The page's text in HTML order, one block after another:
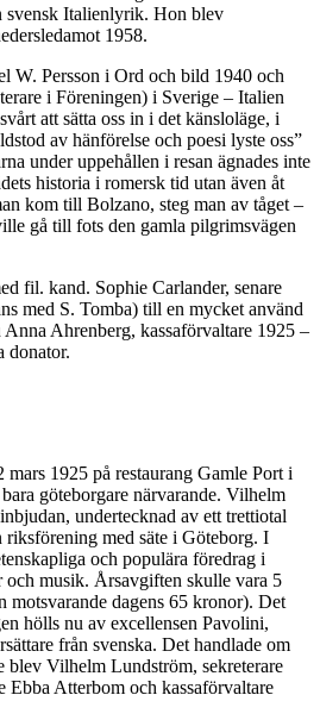
svensk Italienlyrik. Hon blev
1958.
W. Persson i Ord och bild 1940 och
i Föreningen) i Sverige – Italien
att sätta oss in i det känsloläge, i
av hänförelse och poesi lyste oss”
under uppehållen i resan ägnades inte
historia i romersk tid utan även åt
kom till Bolzano, steg man av tåget –
gå till fots den gamla pilgrimsvägen
fil. kand. Sophie Carlander, senare
med S. Tomba) till en mycket använd
Ahrenberg, kassaförvaltare 1925 –
donator.
1925 på restaurang Gamle Port i
göteborgare närvarande. Vilhelm
undertecknad av ett trettiotal
riksförening med säte i Göteborg. I
och populära föredrag i
musik. Årsavgiften skulle vara 5
motsvarande dagens 65 kronor). Det
hölls nu av excellensen Pavolini,
från svenska. Det handlade om
blev Vilhelm Lundström, sekreterare
Ebba Atterbom och kassaförvaltare